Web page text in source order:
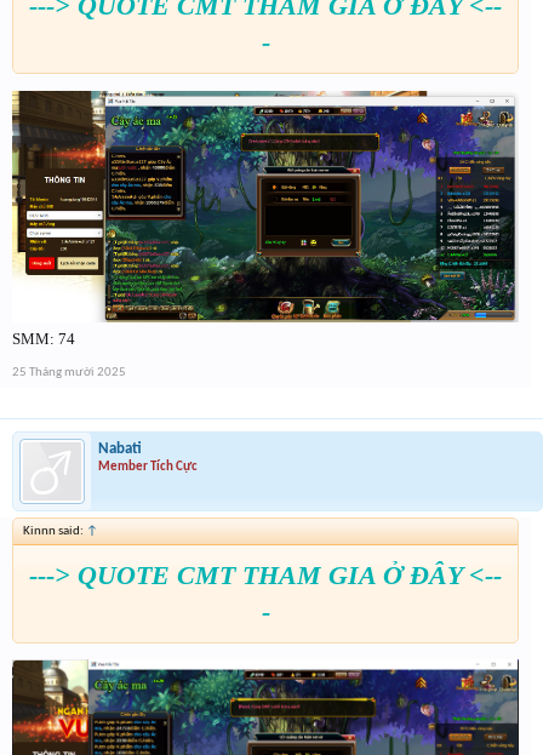
-
SMM: 74
25 Tháng mười 2025
Nabati
Member Tích Cực
Kinnn said: ↑
---> QUOTE CMT THAM GIA Ở ĐÂY <--
-